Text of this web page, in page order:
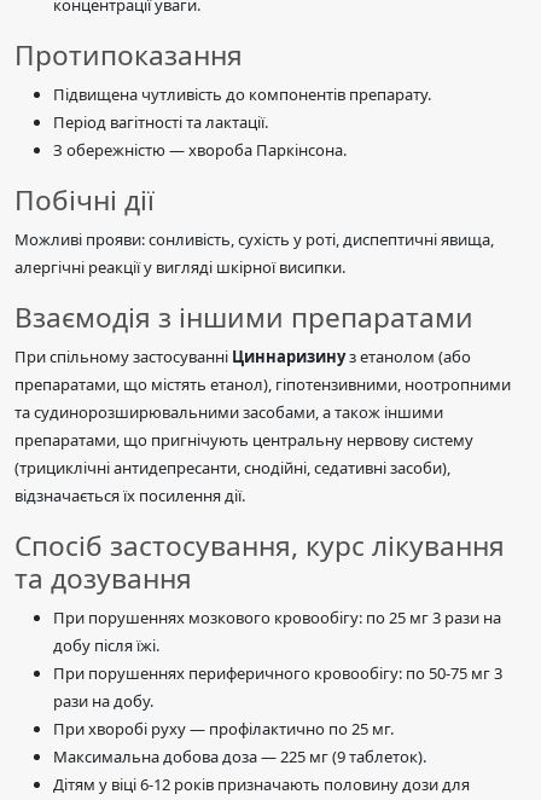
концентрації уваги.
Протипоказання
Підвищена чутливість до компонентів препарату.
Період вагітності та лактації.
З обережністю — хвороба Паркінсона.
Побічні дії
Можливі прояви: сонливість, сухість у роті, диспептичні явища,
алергічні реакції у вигляді шкірної висипки.
Взаємодія з іншими препаратами
При спільному застосуванні Циннаризинуз етанолом (або
препаратами, що містять етанол), гіпотензивними, ноотропними
та судинорозширювальними засобами, а також іншими
препаратами, що пригнічують центральну нервову систему
(трициклічні антидепресанти, снодійні, седативні засоби),
відзначається їх посилення дії.
Спосіб застосування, курс лікування
та дозування
При порушеннях мозкового кровообігу: по 25 мг 3 рази на
добу після їжі.
При порушеннях периферичного кровообігу: по 50-75 мг 3
рази на добу.
При хворобі руху — профілактично по 25 мг.
Максимальна добова доза — 225 мг (9 таблеток).
Дітям у віці 6-12 років призначають половину дози для